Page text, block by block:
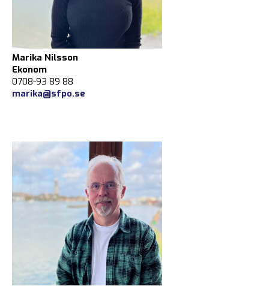
Marika Nilsson
Ekonom
0708-93 89 88
marika@sfpo.se